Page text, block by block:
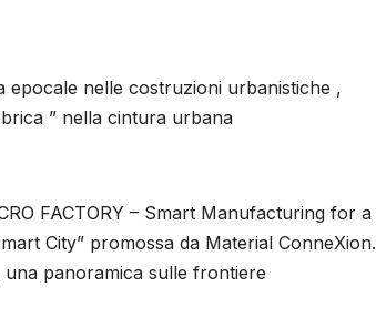
epocale nelle costruzioni urbanistiche ,
” nella cintura urbana
FACTORY – Smart Manufacturing for a
City” promossa da Material ConneXion.
una panoramica sulle frontiere